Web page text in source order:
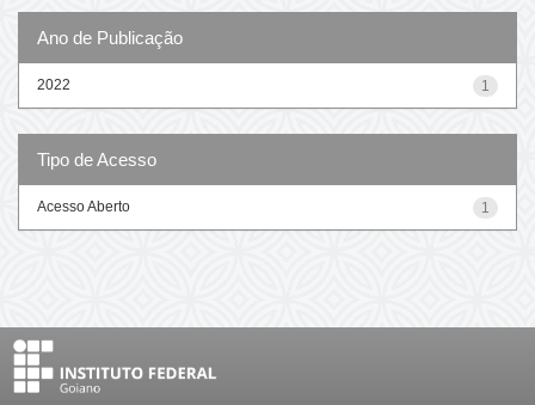
Ano de Publicação
1
2022
Tipo de Acesso
1
Acesso Aberto